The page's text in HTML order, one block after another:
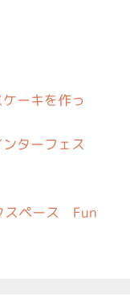
ーキを作っ
ンターフェス
ペース Fun